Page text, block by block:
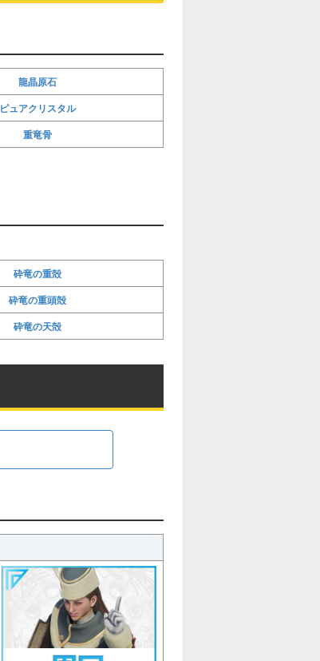
龍晶原石
ピュアクリスタル
重竜骨
砕竜の重殻
砕竜の重頭殻
砕竜の天殻